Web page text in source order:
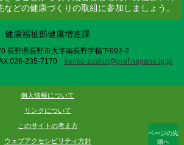
ページの先
頭へ
健康福祉部健康増進課
長野県長野市大字南長野字幅下692-2
235-7170
kenko-zoshin@pref.nagano.lg.jp
個人情報について
リンクについて
このサイトの考え方
ウェブアクセシビリティ方針